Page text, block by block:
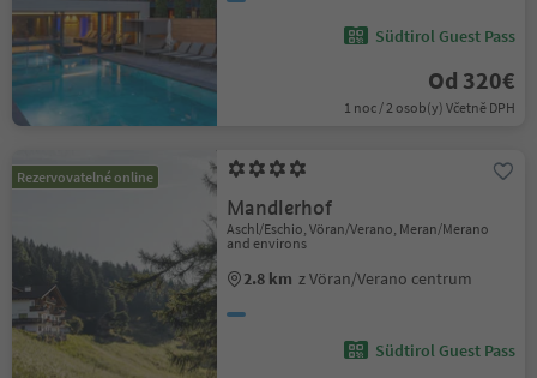
Südtirol Guest Pass
Od 320€
1 noc / 2 osob(y) Včetně DPH
Rezervovatelné online
Mandlerhof
Aschl/Eschio, Vöran/Verano, Meran/Merano
and environs
2.8 km z Vöran/Verano centrum
Südtirol Guest Pass